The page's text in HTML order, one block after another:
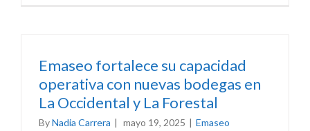
Emaseo fortalece su capacidad
operativa con nuevas bodegas en
La Occidental y La Forestal
ByNadia Carrera | mayo 19, 2025 | Emaseo